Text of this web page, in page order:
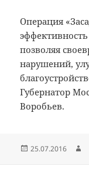
Операция
позволяя
нарушений,
Губернатор
Воробьев.
Опубликовано
25.07.2016